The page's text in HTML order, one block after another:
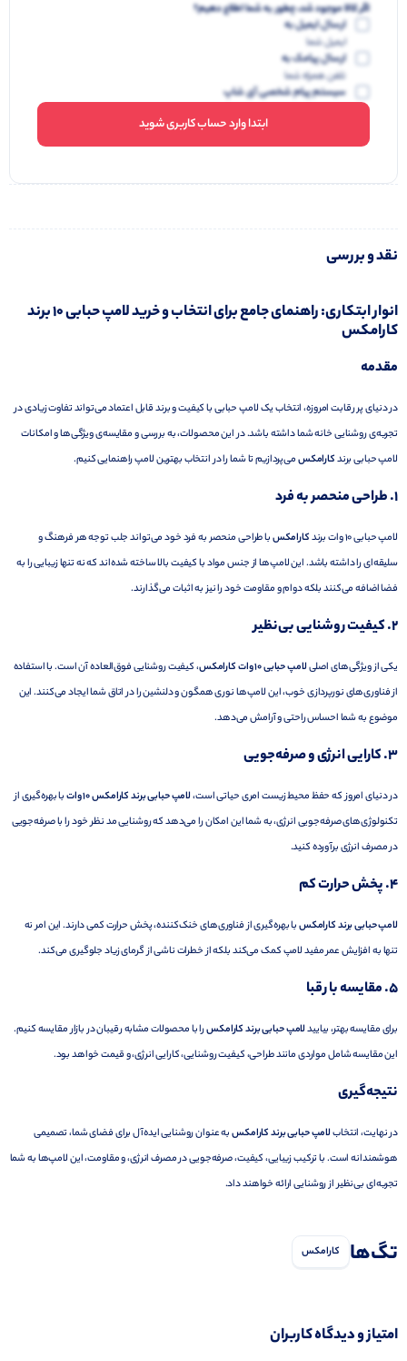
اگر کالا موجود شد، چطور به شما اطلاع دهیم؟
ارسال ایمیل به
ایمیل شما
ارسال پیامک به
تلفن همراه شما
سیستم پیام شخصی آی شاپ
ابتدا وارد حساب کاربری شوید
نقد و بررسی
انوار ابتکاری: راهنمای جامع برای انتخاب و خرید لامپ حبابی 10 برند
کارامکس
مقدمه
در دنیای پر رقابت امروزه، انتخاب یک لامپ حبابی با کیفیت و برند قابل اعتماد می‌تواند تفاوت زیادی در
تجربه‌ی روشنایی خانه شما داشته باشد. در این محصولات، به بررسی و مقایسه‌ی ویژگی‌ها و امکانات
لامپ حبابی برندکارامکسمی‌پردازیم تا شما را در انتخاب بهترین لامپ راهنمایی کنیم.
1. طراحی منحصر به فرد
لامپ حبابی 10 وات برند کارامکسبا طراحی منحصر به فرد خود می‌تواند جلب توجه هر فرهنگ و
سلیقه‌ای را داشته باشد. این لامپ‌ها از جنس مواد با کیفیت بالا ساخته شده‌اند که نه تنها زیبایی را به
فضا اضافه می‌کنند بلکه دوام و مقاومت خود را نیز به اثبات می‌گذارند.
2. کیفیت روشنایی بی‌نظیر
یکی از ویژگی‌های اصلیلامپ حبابی 10 وات کارامکس
، کیفیت روشنایی فوق‌العاده آن است. با استفاده
از فناوری‌های نورپردازی خوب، این لامپ‌ها نوری همگون و دلنشین را در اتاق شما ایجاد می‌کنند. این
موضوع به شما احساس راحتی و آرامش می‌دهد.
3. کارایی انرژی و صرفه‌جویی
در دنیای امروز که حفظ محیط زیست امری حیاتی است،لامپ حبابی برند کارامکس 10 وات
با بهره‌گیری از
تکنولوژی‌های صرفه‌جویی انرژی، به شما این امکان را می‌دهد که روشنایی مد نظر خود را با صرفه‌جویی
در مصرف انرژی برآورده کنید.
4. پخش حرارت کم
لامپ حبابی برند کارامکسبا بهره‌گیری از فناوری‌های خنک‌کننده، پخش حرارت کمی دارند. این امر نه
تنها به افزایش عمر مفید لامپ کمک می‌کند بلکه از خطرات ناشی از گرمای زیاد جلوگیری می‌کند.
5. مقایسه با رقبا
برای مقایسه بهتر، بیاییدلامپ حبابی برند کارامکسرا با محصولات مشابه رقیبان در بازار مقایسه کنیم.
این مقایسه شامل مواردی مانند طراحی، کیفیت روشنایی، کارایی انرژی، و قیمت خواهد بود.
نتیجه‌گیری
در نهایت، انتخابلامپ حبابی برند کارامکسبه عنوان روشنایی ایده‌آل برای فضای شما، تصمیمی
هوشمندانه است. با ترکیب زیبایی، کیفیت، صرفه‌جویی در مصرف انرژی، و مقاومت، این لامپ‌ها به شما
تجربه‌ای بی‌نظیر از روشنایی ارائه خواهند داد.
تگ‌ها کارامکس
امتیاز و دیدگاه کاربران